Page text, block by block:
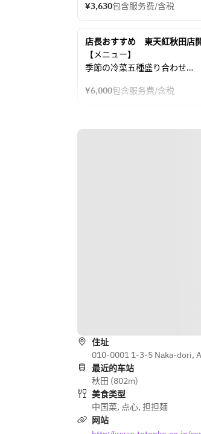
子・特製肉焼売）
・特製海老入り春巻きと焼き
の盛り合わせ
・大海老の二種味（チリソース
家塩炒め）
・デザート盛り合わせ（杏仁豆
¥3,630包含服务费/含税
店長おすすめ　東天紅秋田店
周年　特別コース
【メニュー】
季節の冷菜五種盛り合わせ
ふかひれと豚バラ肉の醤油煮込
¥6,000包含服务费/含税
住址
010-0001 1-3-5 Naka-dori,
最近的车站
秋田 (802m)
美食类型
中国菜, 点心, 担担麺
网站